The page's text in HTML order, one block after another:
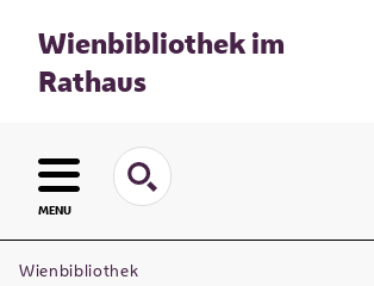
Wienbibliothek im
Rathaus
MENU
Wienbibliothek